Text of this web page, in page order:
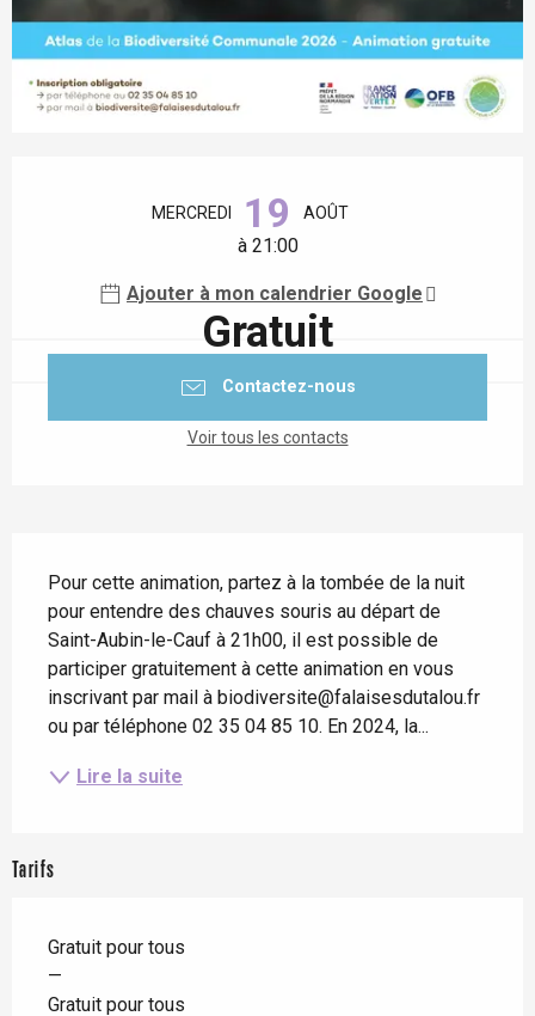
MERCREDI 19 AOÛT
à 21:00
Ajouter à mon calendrier Google
Gratuit
Contactez-nous
Voir tous les contacts
Pour cette animation, partez à la tombée de la nuit
pour entendre des chauves souris au départ de
Saint-Aubin-le-Cauf à 21h00, il est possible de
participer gratuitement à cette animation en vous
inscrivant par mail à biodiversite@falaisesdutalou.fr
ou par téléphone 02 35 04 85 10. En 2024, la...
Lire la suite
Tarifs
Gratuit pour tous
—
Gratuit pour tous